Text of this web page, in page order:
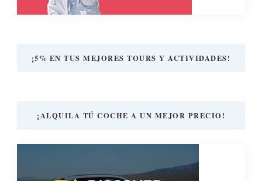
¡5% EN TUS MEJORES TOURS Y ACTIVIDADES!
¡ALQUILA TÚ COCHE A UN MEJOR PRECIO!